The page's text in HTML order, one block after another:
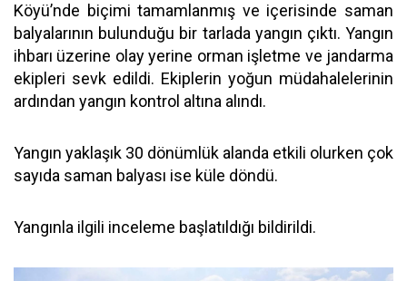
Köyü’nde biçimi tamamlanmış ve içerisinde saman
balyalarının bulunduğu bir tarlada yangın çıktı. Yangın
ihbarı üzerine olay yerine orman işletme ve jandarma
ekipleri sevk edildi. Ekiplerin yoğun müdahalelerinin
ardından yangın kontrol altına alındı.
Yangın yaklaşık 30 dönümlük alanda etkili olurken çok
sayıda saman balyası ise küle döndü.
Yangınla ilgili inceleme başlatıldığı bildirildi.